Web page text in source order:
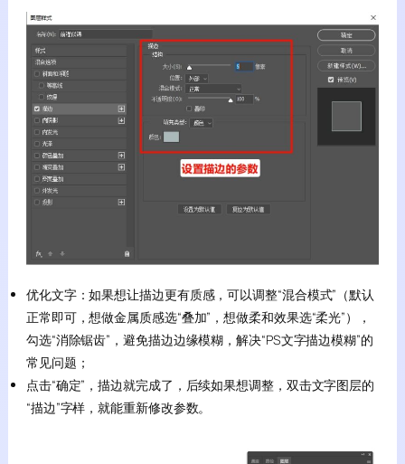
优化文字：如果想让描边更有质感，可以调整“混合模式”（默认
正常即可，想做金属质感选“叠加”，想做柔和效果选“柔光”），
勾选“消除锯齿”，避免描边边缘模糊，解决“PS文字描边模糊”的
常见问题；
点击“确定”，描边就完成了，后续如果想调整，双击文字图层的
“描边”字样，就能重新修改参数。